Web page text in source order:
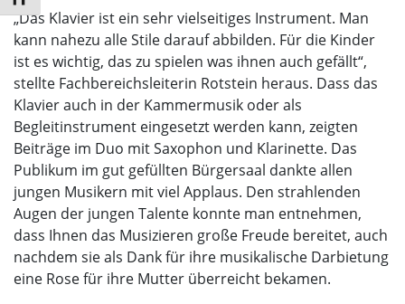
„Das Klavier ist ein sehr vielseitiges Instrument. Man
kann nahezu alle Stile darauf abbilden. Für die Kinder
ist es wichtig, das zu spielen was ihnen auch gefällt“,
stellte Fachbereichsleiterin Rotstein heraus. Dass das
Klavier auch in der Kammermusik oder als
Begleitinstrument eingesetzt werden kann, zeigten
Beiträge im Duo mit Saxophon und Klarinette. Das
Publikum im gut gefüllten Bürgersaal dankte allen
jungen Musikern mit viel Applaus. Den strahlenden
Augen der jungen Talente konnte man entnehmen,
dass Ihnen das Musizieren große Freude bereitet, auch
nachdem sie als Dank für ihre musikalische Darbietung
eine Rose für ihre Mutter überreicht bekamen.